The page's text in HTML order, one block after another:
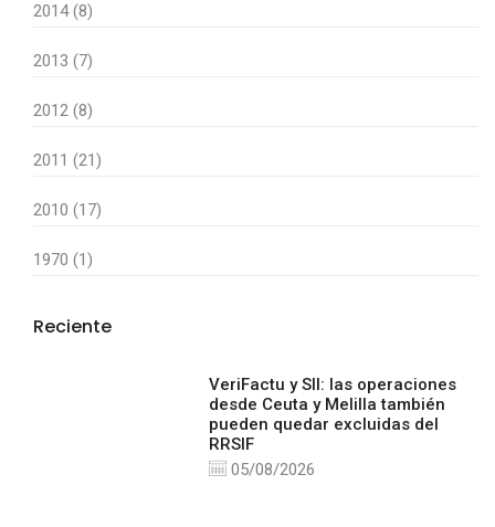
2014 (8)
2013 (7)
2012 (8)
2011 (21)
2010 (17)
1970 (1)
Reciente
VeriFactu y SII: las operaciones
desde Ceuta y Melilla también
pueden quedar excluidas del
RRSIF
05/08/2026